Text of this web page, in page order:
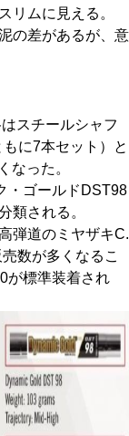
リムに見える。
の差があるが、意
スチールシャフ
に7本セット）と
なった。
・ゴールドDST98
類される。
弾道のミヤザキC.
数が多くなるこ
が標準装着され